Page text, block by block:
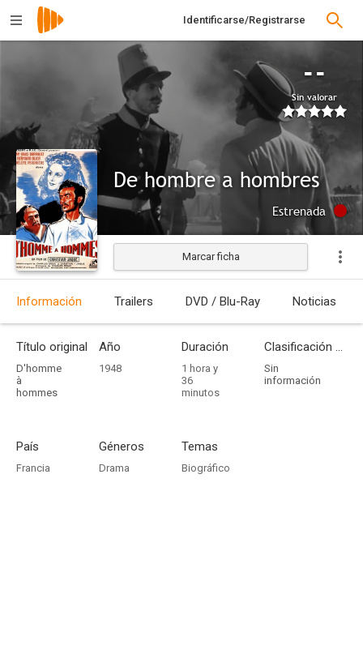
Identificarse/Registrarse
--
Sin valorar
De hombre a hombres
Estrenada
Marcar ficha
Información Trailers DVD / Blu-Ray Noticias
Título original
D'homme
à
hommes
Año
1948
Duración
1 hora y
36
minutos
Clasificación por edades
Sin
información
País
Francia
Géneros
Drama
Temas
Biográfico